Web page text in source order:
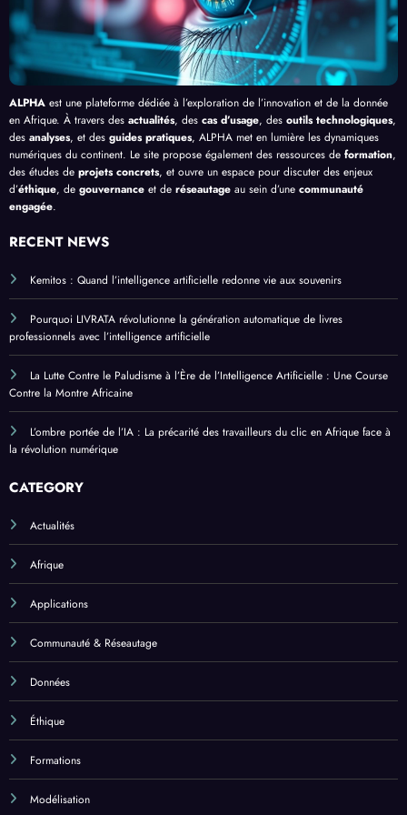
ue
ALPHA est une plateforme dédiée à l’exploration de l’innovation et de la donnée
en Afrique. À travers des actualités, des cas d’usage, des outils technologiques,
des analyses, et des guides pratiques, ALPHA met en lumière les dynamiques
numériques du continent. Le site propose également des ressources de formation,
des études de projets concrets, et ouvre un espace pour discuter des enjeux
d’éthique, de gouvernance et de réseautage au sein d’une communauté
engagée.
RECENT NEWS
Kemitos : Quand l’intelligence artificielle redonne vie aux souvenirs
Pourquoi LIVRATA révolutionne la génération automatique de livres
professionnels avec l’intelligence artificielle
La Lutte Contre le Paludisme à l’Ère de l’Intelligence Artificielle : Une Course
Contre la Montre Africaine
L’ombre portée de l’IA : La précarité des travailleurs du clic en Afrique face à
la révolution numérique
CATEGORY
Actualités
Afrique
Applications
Communauté & Réseautage
Données
Éthique
Formations
Modélisation